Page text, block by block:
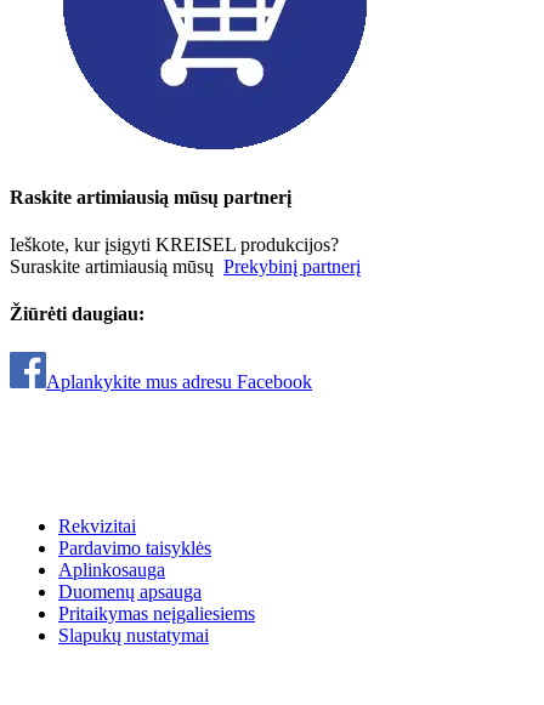
Raskite artimiausią mūsų partnerį
Ieškote, kur įsigyti KREISEL produkcijos?
Suraskite artimiausią mūsų Prekybinį partnerį
Žiūrėti daugiau:
Aplankykite mus adresu Facebook
Rekvizitai
Pardavimo taisyklės
Aplinkosauga
Duomenų apsauga
Pritaikymas neįgaliesiems
Slapukų nustatymai